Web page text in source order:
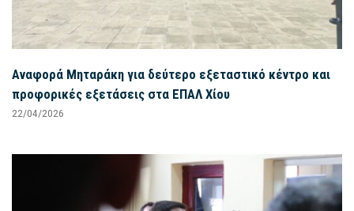
Αναφορά Μηταράκη για δεύτερο εξεταστικό κέντρο και
προφορικές εξετάσεις στα ΕΠΑΛ Χίου
22/04/2026